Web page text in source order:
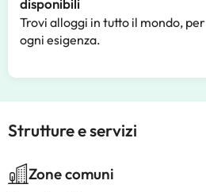
disponibili
Trovi alloggi in tutto il mondo, per
ogni esigenza.
Strutture e servizi
Zone comuni